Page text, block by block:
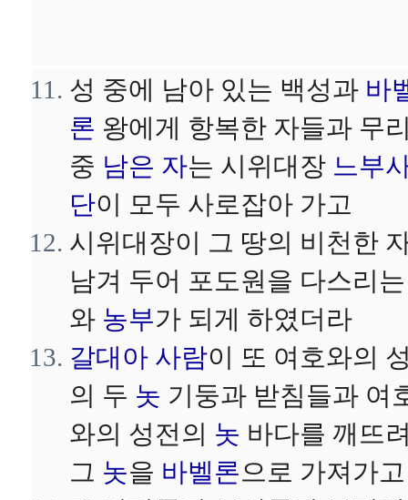
성 중에 남아 있는 백성과 바
론 왕에게 항복한 자들과 무
중 남은 자는 시위대장 느부
단이 모두 사로잡아 가고
시위대장이 그 땅의 비천한
남겨 두어 포도원을 다스리
와 농부가 되게 하였더라
갈대아 사람이 또 여호와의
의 두 놋 기둥과 받침들과 여
와의 성전의 놋 바다를 깨뜨
그 놋을 바벨론으로 가져가고